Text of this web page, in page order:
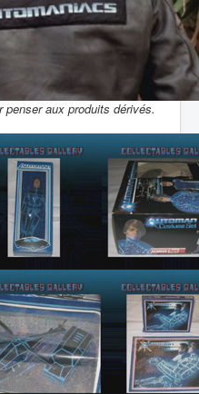
penser aux produits dérivés.